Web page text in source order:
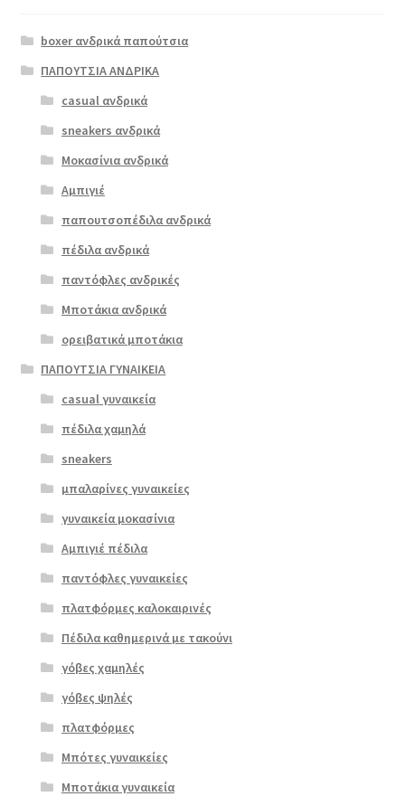
boxer ανδρικά παπούτσια
ΠΑΠΟΥΤΣΙΑ ΑΝΔΡΙΚΑ
casual ανδρικά
sneakers ανδρικά
Μοκασίνια ανδρικά
Αμπιγιέ
παπουτσοπέδιλα ανδρικά
πέδιλα ανδρικά
παντόφλες ανδρικές
Μποτάκια ανδρικά
ορειβατικά μποτάκια
ΠΑΠΟΥΤΣΙΑ ΓΥΝΑΙΚΕΙΑ
casual γυναικεία
πέδιλα χαμηλά
sneakers
μπαλαρίνες γυναικείες
γυναικεία μοκασίνια
Αμπιγιέ πέδιλα
παντόφλες γυναικείες
πλατφόρμες καλοκαιρινές
Πέδιλα καθημερινά με τακούνι
γόβες χαμηλές
γόβες ψηλές
πλατφόρμες
Μπότες γυναικείες
Μποτάκια γυναικεία